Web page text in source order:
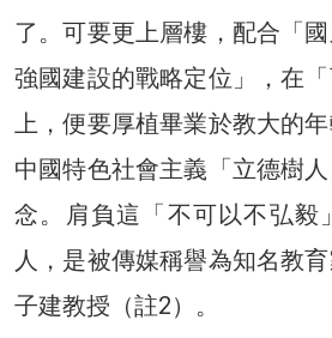
了。可要更上層樓，配合「
強國建設的戰略定位」，在
上，便要厚植畢業於教大的
中國特色社會主義「立德樹
念。肩負這「不可以不弘毅
人，是被傳媒稱譽為知名教
子建教授（註2）。